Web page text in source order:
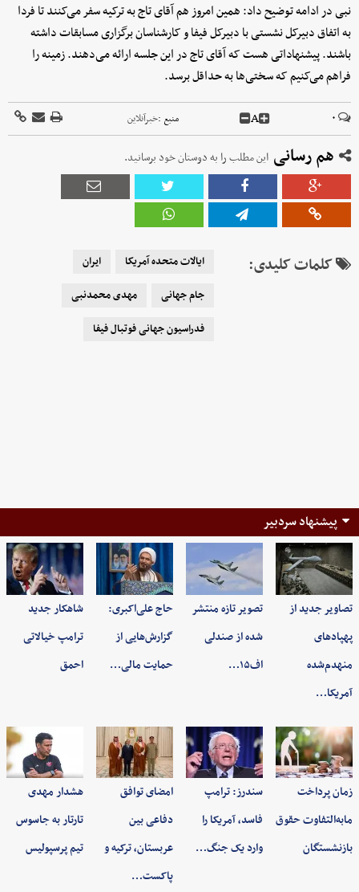
نبی در ادامه توضیح داد: همین امروز هم آقای تاج به ترکیه سفر می‌کنند تا فردا
به اتفاق دبیرکل نشستی با دبیرکل فیفا و کارشناسان برگزاری مسابقات داشته
باشند. پیشنهاداتی هست که آقای تاج در این جلسه ارائه می‌دهند. زمینه را
فراهم می‌کنیم که سختی‌ها به حداقل برسد.
۰ A منبع :خبرآنلاین
هم رسانی این مطلب را به دوستان خود برسانید.
کلمات کلیدی: ایالات متحده آمریکا
ایران
جام جهانی
مهدی محمدنبی
فدراسیون جهانی فوتبال فیفا
پیشنهاد سردبیر
تصاویر جدید از
پهپادهای
منهدم‌شده
آمریکا…
تصویر تازه منتشر
شده از صندلی
اف۱۵…
حاج علی‌اکبری:
گزارش‌هایی از
حمایت مالی…
شاهکار جدید
ترامپ خیالاتی
احمق
زمان پرداخت
مابه‌التفاوت حقوق
بازنشستگان
سندرز: ترامپ
فاسد، آمریکا را
وارد یک جنگ…
امضای توافق
دفاعی بین
عربستان، ترکیه و
پاکست…
هشدار مهدی
تارتار به جاسوس
تیم پرسپولیس